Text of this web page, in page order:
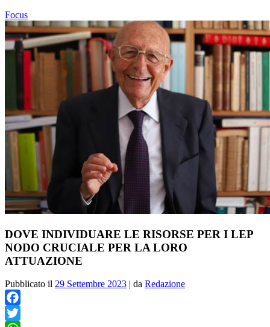
Focus
DOVE INDIVIDUARE LE RISORSE PER I LEP
NODO CRUCIALE PER LA LORO
ATTUAZIONE
Pubblicato il 29 Settembre 2023 | da Redazione
Facebook